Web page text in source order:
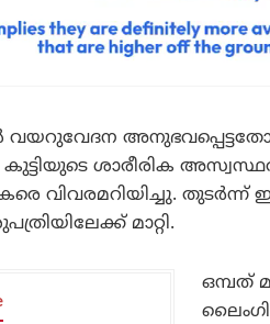
വയറുവേദന
ശാരീരിക
വിവരമറിയിച്ചു.
മാറ്റി.
ഒമ്പത്